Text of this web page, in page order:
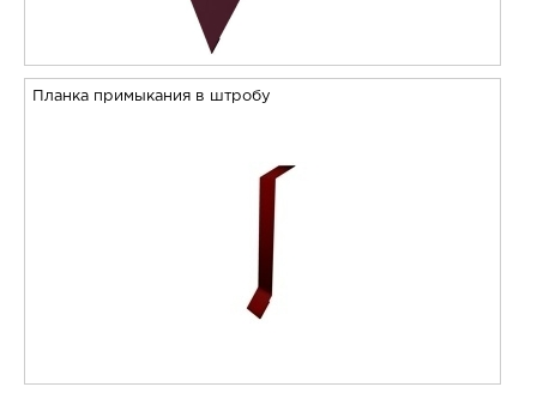
Планка примыкания в штробу